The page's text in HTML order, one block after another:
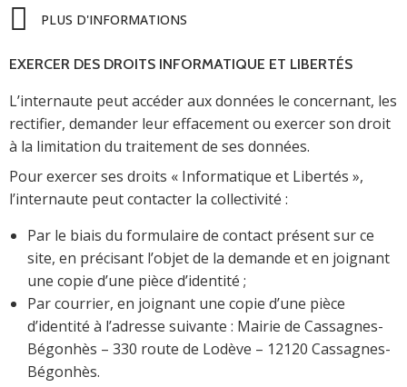
PLUS D'INFORMATIONS
EXERCER DES DROITS INFORMATIQUE ET LIBERTÉS
L’internaute peut accéder aux données le concernant, les
rectifier, demander leur effacement ou exercer son droit
à la limitation du traitement de ses données.
Pour exercer ses droits « Informatique et Libertés »,
l’internaute peut contacter la collectivité :
Par le biais du formulaire de contact présent sur ce
site, en précisant l’objet de la demande et en joignant
une copie d’une pièce d’identité ;
Par courrier, en joignant une copie d’une pièce
d’identité à l’adresse suivante : Mairie de Cassagnes-
Bégonhès – 330 route de Lodève – 12120 Cassagnes-
Bégonhès.